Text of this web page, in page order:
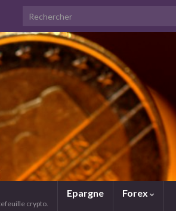
Search for:
crypto.
Epargne Forex